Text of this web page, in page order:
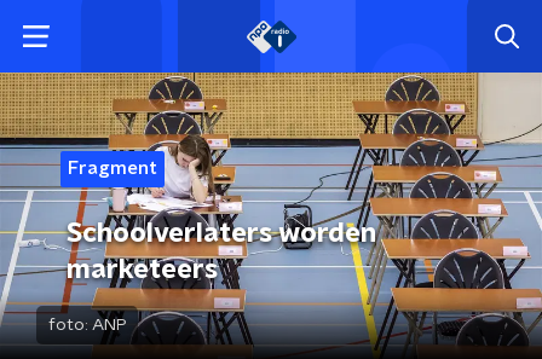
Fragment
Schoolverlaters worden
marketeers
foto: ANP